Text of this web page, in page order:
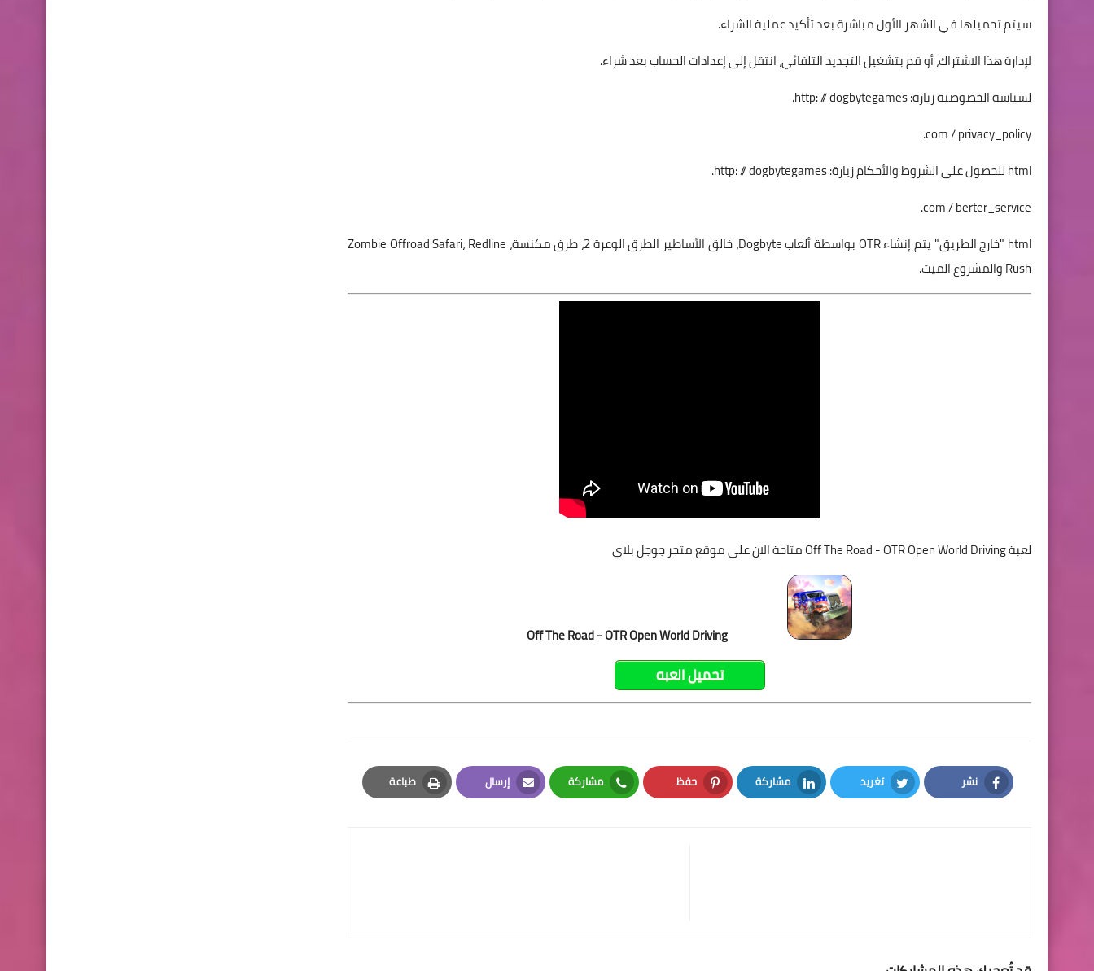
سيتم تحميلها في الشهر الأول مباشرة بعد تأكيد عملية الشراء.
لإدارة هذا الاشتراك، أو قم بتشغيل التجديد التلقائي، انتقل إلى إعدادات الحساب بعد شراء.
لسياسة الخصوصية زيارة: http: // dogbytegames.
com / privacy_policy.
html للحصول على الشروط والأحكام زيارة: http: // dogbytegames.
com / berter_service.
html "خارج الطريق" يتم إنشاء OTR بواسطة ألعاب Dogbyte، خالق الأساطير الطرق الوعرة 2، طرق مكنسة، Zombie Offroad Safari، Redline
Rush والمشروع الميت.
لعبة Off The Road - OTR Open World Driving متاحة الان علي موقع متجر جوجل بلاي
Off The Road - OTR Open World Driving
تحميل العبه
نشر
Facebook
تغريد
Twitter
مشاركة
LinkedIn
حفظ
Pinterest
مشاركة
Whatsapp
إرسال
Email
طباعة
Print